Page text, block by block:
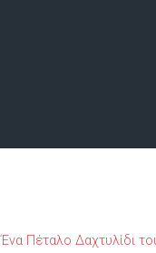
Ένα Πέταλο Δαχτυλίδι